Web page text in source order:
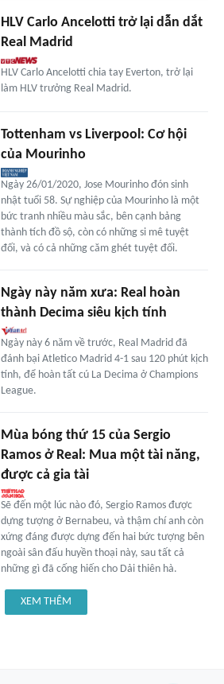
HLV Carlo Ancelotti trở lại dẫn dắt
Real Madrid
HLV Carlo Ancelotti chia tay Everton, trở lại
làm HLV trưởng Real Madrid.
Tottenham vs Liverpool: Cơ hội
của Mourinho
Ngày 26/01/2020, Jose Mourinho đón sinh
nhật tuổi 58. Sự nghiệp của Mourinho là một
bức tranh nhiều màu sắc, bên cạnh bảng
thành tích đồ sộ, còn có những si mê tuyệt
đối, và có cả những căm ghét tuyệt đối.
Ngày này năm xưa: Real hoàn
thành Decima siêu kịch tính
Ngày này 6 năm về trước, Real Madrid đã
đánh bại Atletico Madrid 4-1 sau 120 phút kịch
tính, để hoàn tất cú La Decima ở Champions
League.
Mùa bóng thứ 15 của Sergio
Ramos ở Real: Mua một tài năng,
được cả gia tài
Sẽ đến một lúc nào đó, Sergio Ramos được
dựng tượng ở Bernabeu, và thậm chí anh còn
xứng đáng được dựng đến hai bức tượng bên
ngoài sân đấu huyền thoại này, sau tất cả
những gì đã cống hiến cho Dải thiên hà.
XEM THÊM